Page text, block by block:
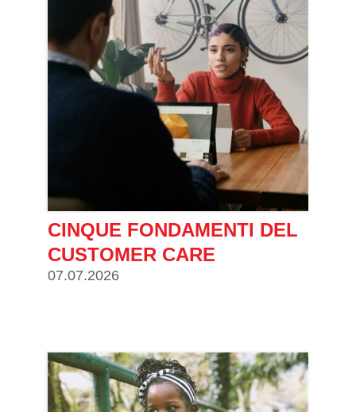
CINQUE FONDAMENTI DEL
CUSTOMER CARE
07.07.2026